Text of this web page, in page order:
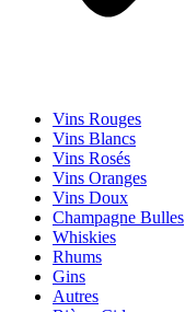
Vins Rouges
Vins Blancs
Vins Rosés
Vins Oranges
Vins Doux
Champagne Bulles
Whiskies
Rhums
Gins
Autres